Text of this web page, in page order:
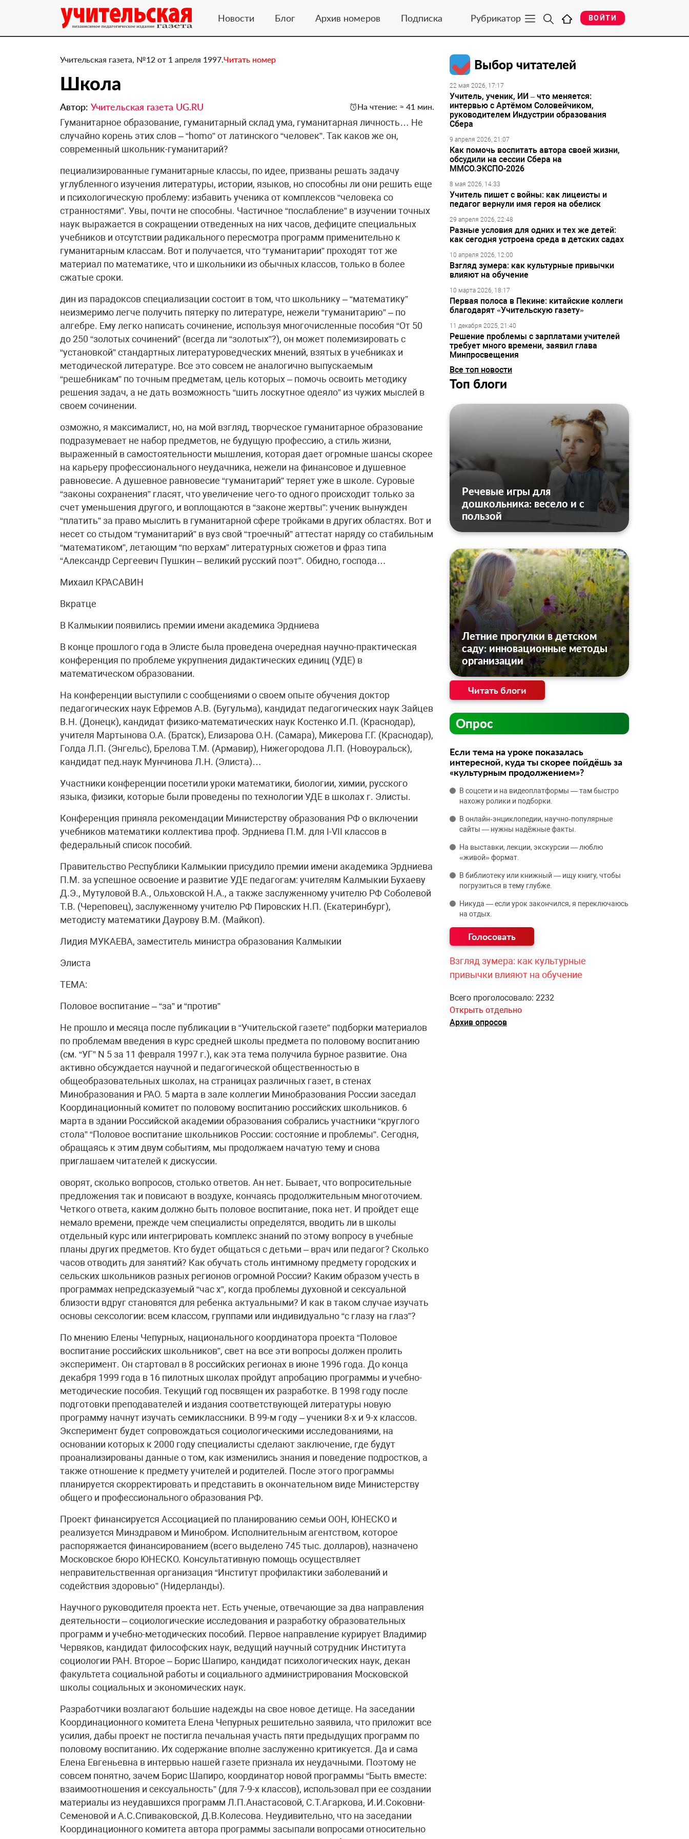
Новости Блог Архив номеров Подписка Рубрикатор ВОЙТИ
Учительская газета, №12 от 1 апреля 1997.Читать номер
Школа
Автор: Учительская газета UG.RU На чтение: ≈ 41 мин.
Гуманитарное образование, гуманитарный склад ума, гуманитарная личность… Не
случайно корень этих слов – “homo” от латинского “человек”. Так каков же он,
современный школьник-гуманитарий?
пециализированные гуманитарные классы, по идее, призваны решать задачу
углубленного изучения литературы, истории, языков, но способны ли они решить еще
и психологическую проблему: избавить ученика от комплексов “человека со
странностями”. Увы, почти не способны. Частичное “послабление” в изучении точных
наук выражается в сокращении отведенных на них часов, дефиците специальных
учебников и отсутствии радикального пересмотра программ применительно к
гуманитарным классам. Вот и получается, что “гуманитарии” проходят тот же
материал по математике, что и школьники из обычных классов, только в более
сжатые сроки.
дин из парадоксов специализации состоит в том, что школьнику – “математику”
неизмеримо легче получить пятерку по литературе, нежели “гуманитарию” – по
алгебре. Ему легко написать сочинение, используя многочисленные пособия “От 50
до 250 “золотых сочинений” (всегда ли “золотых”?), он может полемизировать с
“установкой” стандартных литературоведческих мнений, взятых в учебниках и
методической литературе. Все это совсем не аналогично выпускаемым
“решебникам” по точным предметам, цель которых – помочь освоить методику
решения задач, а не дать возможность “шить лоскутное одеяло” из чужих мыслей в
своем сочинении.
озможно, я максималист, но, на мой взгляд, творческое гуманитарное образование
подразумевает не набор предметов, не будущую профессию, а стиль жизни,
выраженный в самостоятельности мышления, которая дает огромные шансы скорее
на карьеру профессионального неудачника, нежели на финансовое и душевное
равновесие. А душевное равновесие “гуманитарий” теряет уже в школе. Суровые
“законы сохранения” гласят, что увеличение чего-то одного происходит только за
счет уменьшения другого, и воплощаются в “законе жертвы”: ученик вынужден
“платить” за право мыслить в гуманитарной сфере тройками в других областях. Вот и
несет со стыдом “гуманитарий” в вуз свой “троечный” аттестат наряду со стабильным
“математиком”, летающим “по верхам” литературных сюжетов и фраз типа
“Александр Сергеевич Пушкин – великий русский поэт”. Обидно, господа…
Михаил КРАСАВИН
Вкратце
В Калмыкии появились премии имени академика Эрдниева
В конце прошлого года в Элисте была проведена очередная научно-практическая
конференция по проблеме укрупнения дидактических единиц (УДЕ) в
математическом образовании.
На конференции выступили с сообщениями о своем опыте обучения доктор
педагогических наук Ефремов А.В. (Бугульма), кандидат педагогических наук Зайцев
В.Н. (Донецк), кандидат физико-математических наук Костенко И.П. (Краснодар),
учителя Мартынова О.А. (Братск), Елизарова О.Н. (Самара), Микерова Г.Г. (Краснодар),
Голда Л.П. (Энгельс), Брелова Т.М. (Армавир), Нижегородова Л.П. (Новоуральск),
кандидат пед.наук Мунчинова Л.Н. (Элиста)…
Участники конференции посетили уроки математики, биологии, химии, русского
языка, физики, которые были проведены по технологии УДЕ в школах г. Элисты.
Конференция приняла рекомендации Министерству образования РФ о включении
учебников математики коллектива проф. Эрдниева П.М. для I-VII классов в
федеральный список пособий.
Правительство Республики Калмыкии присудило премии имени академика Эрдниева
П.М. за успешное освоение и развитие УДЕ педагогам: учителям Калмыкии Бухаеву
Д.Э., Мутуловой В.А., Ольховской Н.А., а также заслуженному учителю РФ Соболевой
Т.В. (Череповец), заслуженному учителю РФ Пировских Н.П. (Екатеринбург),
методисту математики Даурову В.М. (Майкоп).
Лидия МУКАЕВА, заместитель министра образования Калмыкии
Элиста
ТЕМА:
Половое воспитание – “за” и “против”
Не прошло и месяца после публикации в “Учительской газете” подборки материалов
по проблемам введения в курс средней школы предмета по половому воспитанию
(см. “УГ” N 5 за 11 февраля 1997 г.), как эта тема получила бурное развитие. Она
активно обсуждается научной и педагогической общественностью в
общеобразовательных школах, на страницах различных газет, в стенах
Минобразования и РАО. 5 марта в зале коллегии Минобразования России заседал
Координационный комитет по половому воспитанию российских школьников. 6
марта в здании Российской академии образования собрались участники “круглого
стола” “Половое воспитание школьников России: состояние и проблемы”. Сегодня,
обращаясь к этим двум событиям, мы продолжаем начатую тему и снова
приглашаем читателей к дискуссии.
оворят, сколько вопросов, столько ответов. Ан нет. Бывает, что вопросительные
предложения так и повисают в воздухе, кончаясь продолжительным многоточием.
Четкого ответа, каким должно быть половое воспитание, пока нет. И пройдет еще
немало времени, прежде чем специалисты определятся, вводить ли в школы
отдельный курс или интегрировать комплекс знаний по этому вопросу в учебные
планы других предметов. Кто будет общаться с детьми – врач или педагог? Сколько
часов отводить для занятий? Как обучать столь интимному предмету городских и
сельских школьников разных регионов огромной России? Каким образом учесть в
программах непредсказуемый “час х”, когда проблемы духовной и сексуальной
близости вдруг становятся для ребенка актуальными? И как в таком случае изучать
основы сексологии: всем классом, группами или индивидуально “с глазу на глаз”?
По мнению Елены Чепурных, национального координатора проекта “Половое
воспитание российских школьников”, свет на все эти вопросы должен пролить
эксперимент. Он стартовал в 8 российских регионах в июне 1996 года. До конца
декабря 1999 года в 16 пилотных школах пройдут апробацию программы и учебно-
методические пособия. Текущий год посвящен их разработке. В 1998 году после
подготовки преподавателей и издания соответствующей литературы новую
программу начнут изучать семиклассники. В 99-м году – ученики 8-х и 9-х классов.
Эксперимент будет сопровождаться социологическими исследованиями, на
основании которых к 2000 году специалисты сделают заключение, где будут
проанализированы данные о том, как изменились знания и поведение подростков, а
также отношение к предмету учителей и родителей. После этого программы
планируется скорректировать и представить в окончательном виде Министерству
общего и профессионального образования РФ.
Проект финансируется Ассоциацией по планированию семьи ООН, ЮНЕСКО и
реализуется Минздравом и Минобром. Исполнительным агентством, которое
распоряжается финансированием (всего выделено 745 тыс. долларов), назначено
Московское бюро ЮНЕСКО. Консультативную помощь осуществляет
неправительственная организация “Институт профилактики заболеваний и
содействия здоровью” (Нидерланды).
Научного руководителя проекта нет. Есть ученые, отвечающие за два направления
деятельности – социологические исследования и разработку образовательных
программ и учебно-методических пособий. Первое направление курирует Владимир
Червяков, кандидат философских наук, ведущий научный сотрудник Института
социологии РАН. Второе – Борис Шапиро, кандидат психологических наук, декан
факультета социальной работы и социального администрирования Московской
школы социальных и экономических наук.
Разработчики возлагают большие надежды на свое новое детище. На заседании
Координационного комитета Елена Чепурных решительно заявила, что приложит все
усилия, дабы проект не постигла печальная участь пяти предыдущих программ по
половому воспитанию. Их содержание вполне заслуженно критикуется. Да и сама
Елена Евгеньевна в интервью нашей газете признала их неудачными. Поэтому не
совсем понятно, зачем Борис Шапиро, координатор новой программы “Быть вместе:
взаимоотношения и сексуальность” (для 7-9-х классов), использовал при ее создании
материалы из неудавшихся программ Л.П.Анастасовой, С.Т.Агаркова, И.И.Соковни-
Семеновой и А.С.Спиваковской, Д.В.Колесова. Неудивительно, что на заседании
Координационного комитета автора программы засыпали вопросами относительно
Выбор читателей
22 мая 2026, 17:17
Учитель, ученик, ИИ – что меняется:
интервью с Артёмом Соловейчиком,
руководителем Индустрии образования
Сбера
9 апреля 2026, 21:07
Как помочь воспитать автора своей жизни,
обсудили на сессии Сбера на
ММСО.ЭКСПО-2026
8 мая 2026, 14:33
Учитель пишет с войны: как лицеисты и
педагог вернули имя героя на обелиск
29 апреля 2026, 22:48
Разные условия для одних и тех же детей:
как сегодня устроена среда в детских садах
10 апреля 2026, 12:00
Взгляд зумера: как культурные привычки
влияют на обучение
10 марта 2026, 18:17
Первая полоса в Пекине: китайские коллеги
благодарят «Учительскую газету»
11 декабря 2025, 21:40
Решение проблемы с зарплатами учителей
требует много времени, заявил глава
Минпросвещения
Все топ новости
Топ блоги
Речевые игры для
дошкольника: весело и с
пользой
Летние прогулки в детском
саду: инновационные методы
организации
Читать блоги
Опрос
Если тема на уроке показалась
интересной, куда ты скорее пойдёшь за
«культурным продолжением»?
В соцсети и на видеоплатформы — там быстро
нахожу ролики и подборки.
В онлайн‑энциклопедии, научно‑популярные
сайты — нужны надёжные факты.
На выставки, лекции, экскурсии — люблю
«живой» формат.
В библиотеку или книжный — ищу книгу, чтобы
погрузиться в тему глубже.
Никуда — если урок закончился, я переключаюсь
на отдых.
Взгляд зумера: как культурные
привычки влияют на обучение
Всего проголосовало: 2232
Открыть отдельно
Архив опросов